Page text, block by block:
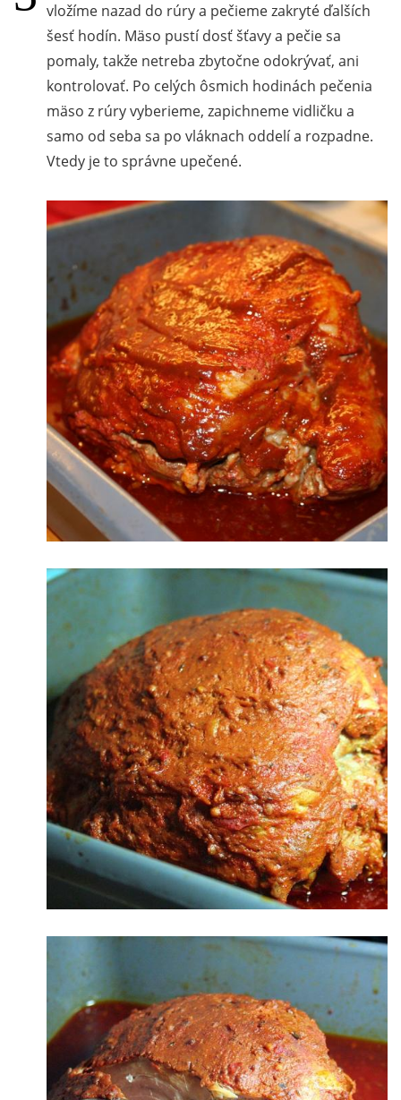
vložíme nazad do rúry a pečieme zakryté ďalších
šesť hodín. Mäso pustí dosť šťavy a pečie sa
pomaly, takže netreba zbytočne odokrývať, ani
kontrolovať. Po celých ôsmich hodinách pečenia
mäso z rúry vyberieme, zapichneme vidličku a
samo od seba sa po vláknach oddelí a rozpadne.
Vtedy je to správne upečené.